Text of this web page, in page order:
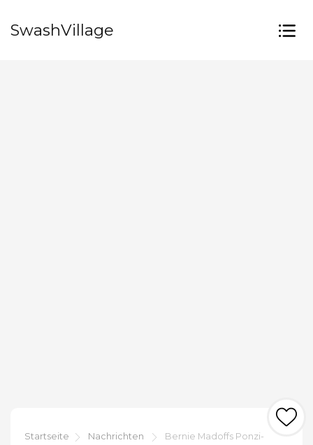
SwashVillage
Startseite Nachrichten
Bernie Madoffs Ponzi-